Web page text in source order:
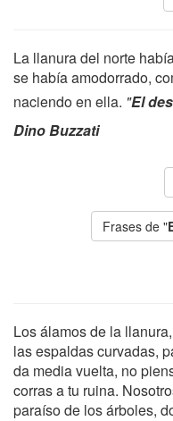
La llanura del norte
se había amodorrado,
naciendo en ella. "El
Dino Buzzati
Frases de "
Los álamos de la
las espaldas curvadas,
da media vuelta, no
corras a tu ruina.
paraíso de los árboles,